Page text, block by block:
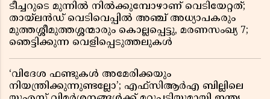
ടീച്ചറുടെ മുന്നിൽ നിൽക്കുമ്പോഴാണ് വെടിയേറ്റത്;
തായ്‌ലൻഡ് വെടിവെപ്പിൽ അഞ്ച് അധ്യാപകരും
മുത്തശ്ശീമുത്തശ്ശന്മാരും കൊല്ലപ്പെട്ടു, മരണസംഖ്യ 7;
ഞെട്ടിക്കുന്ന വെളിപ്പെടുത്തലുകൾ
‘വിദേശ ഫണ്ടുകൾ അമേരിക്കയും
നിയന്ത്രിക്കുന്നുണ്ടല്ലോ’; എഫ്സിആർഎ ബില്ലിലെ